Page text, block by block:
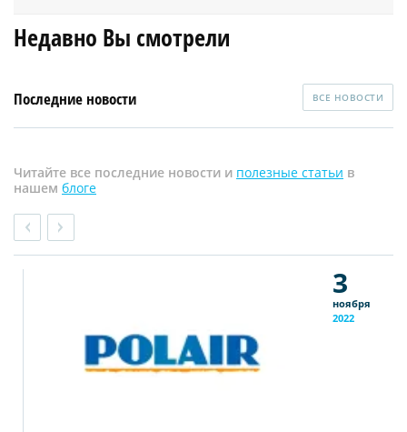
Недавно Вы смотрели
Последние новости ВСЕ НОВОСТИ
Читайте все последние новости и полезные статьи в
нашем блоге
3
ноября
2022